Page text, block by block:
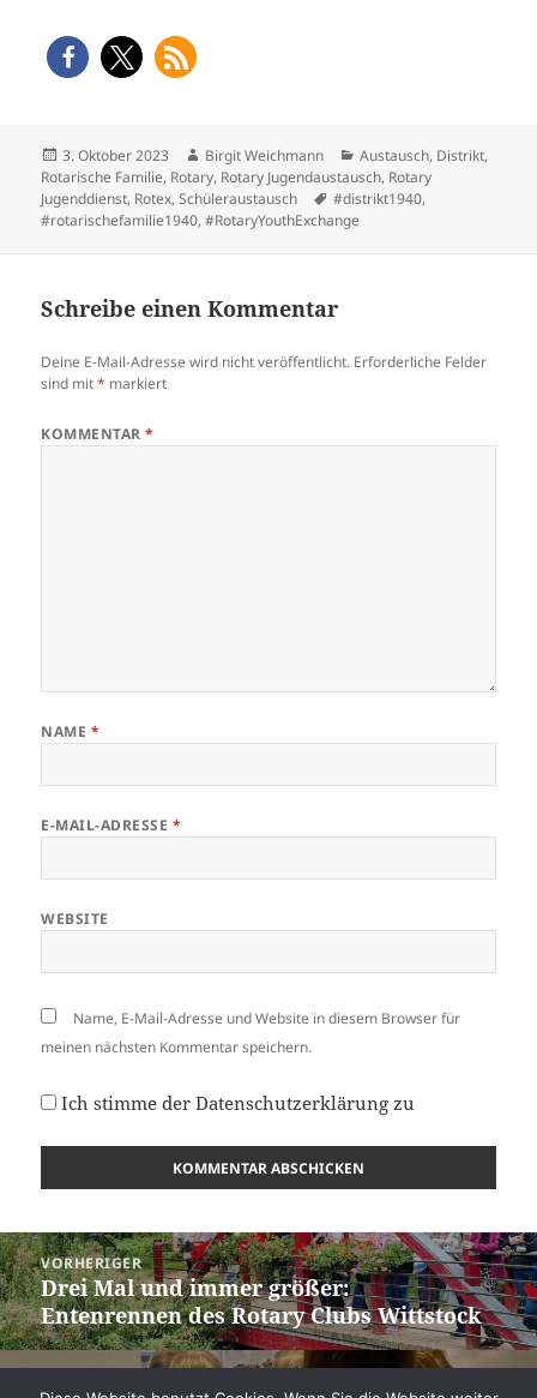
Veröffentlicht
am
3. Oktober 2023 Autor
Birgit Weichmann Kategorien
Austausch, Distrikt,
Rotarische Familie, Rotary, Rotary Jugendaustausch, Rotary
Jugenddienst, Rotex,Schüleraustausch Schlagwörter
#distrikt1940,
#rotarischefamilie1940,#RotaryYouthExchange
Schreibe einen Kommentar
Deine E-Mail-Adresse wird nicht veröffentlicht. Erforderliche Felder
sind mit* markiert
KOMMENTAR*
NAME *
E-MAIL-ADRESSE *
WEBSITE
Name, E-Mail-Adresse und Website in diesem Browser für
meinen nächsten Kommentar speichern.
Ich stimme derDatenschutzerklärung zu
Beitragsnavigation
VORHERIGER
Vorheriger
Beitrag:
Drei Mal und immer größer:
Entenrennen des Rotary Clubs Wittstock